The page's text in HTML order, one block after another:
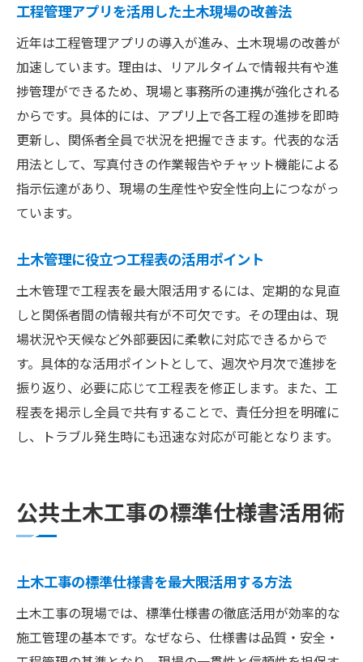
工程管理アプリを活用した土木現場の改善法
近年は工程管理アプリの導入が進み、土木現場の改善が
加速しています。理由は、リアルタイムで情報共有や進
捗管理ができるため、現場と事務所の連携が強化される
からです。具体的には、アプリ上で各工程の進捗を即時
更新し、関係者全員で状況を把握できます。代表的な活
用法として、写真付きの作業報告やチャット機能による
指示伝達があり、現場の生産性や安全性向上につながっ
ています。
土木管理に役立つ工程表の活用ポイント
土木管理で工程表を最大限活用するには、定期的な見直
しと関係者間の情報共有が不可欠です。その理由は、現
場状況や天候など外部要因に柔軟に対応できるからで
す。具体的な活用ポイントとして、週次や月次で進捗を
振り返り、必要に応じて工程表を修正します。また、工
程表を掲示し全員で共有することで、責任分担を明確に
し、トラブル発生時にも迅速な対応が可能となります。
公共土木工事の標準仕様書活用術
土木工事の標準仕様書を最大限活用する方法
土木工事の現場では、標準仕様書の徹底活用が効率的な
施工管理の基本です。なぜなら、仕様書は品質・安全・